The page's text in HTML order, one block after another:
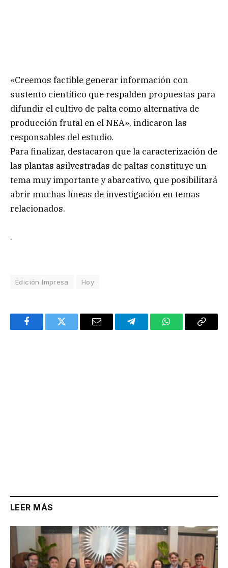
«Creemos factible generar información con
sustento científico que respalden propuestas para
difundir el cultivo de palta como alternativa de
producción frutal en el NEA», indicaron las
responsables del estudio.
Para finalizar, destacaron que la caracterización de
las plantas asilvestradas de paltas constituye un
tema muy importante y abarcativo, que posibilitará
abrir muchas líneas de investigación en temas
relacionados.
.
Edición Impresa Hoy
FacebookTwitter Email TelegramWhatsAppCopy
LEER MÁS